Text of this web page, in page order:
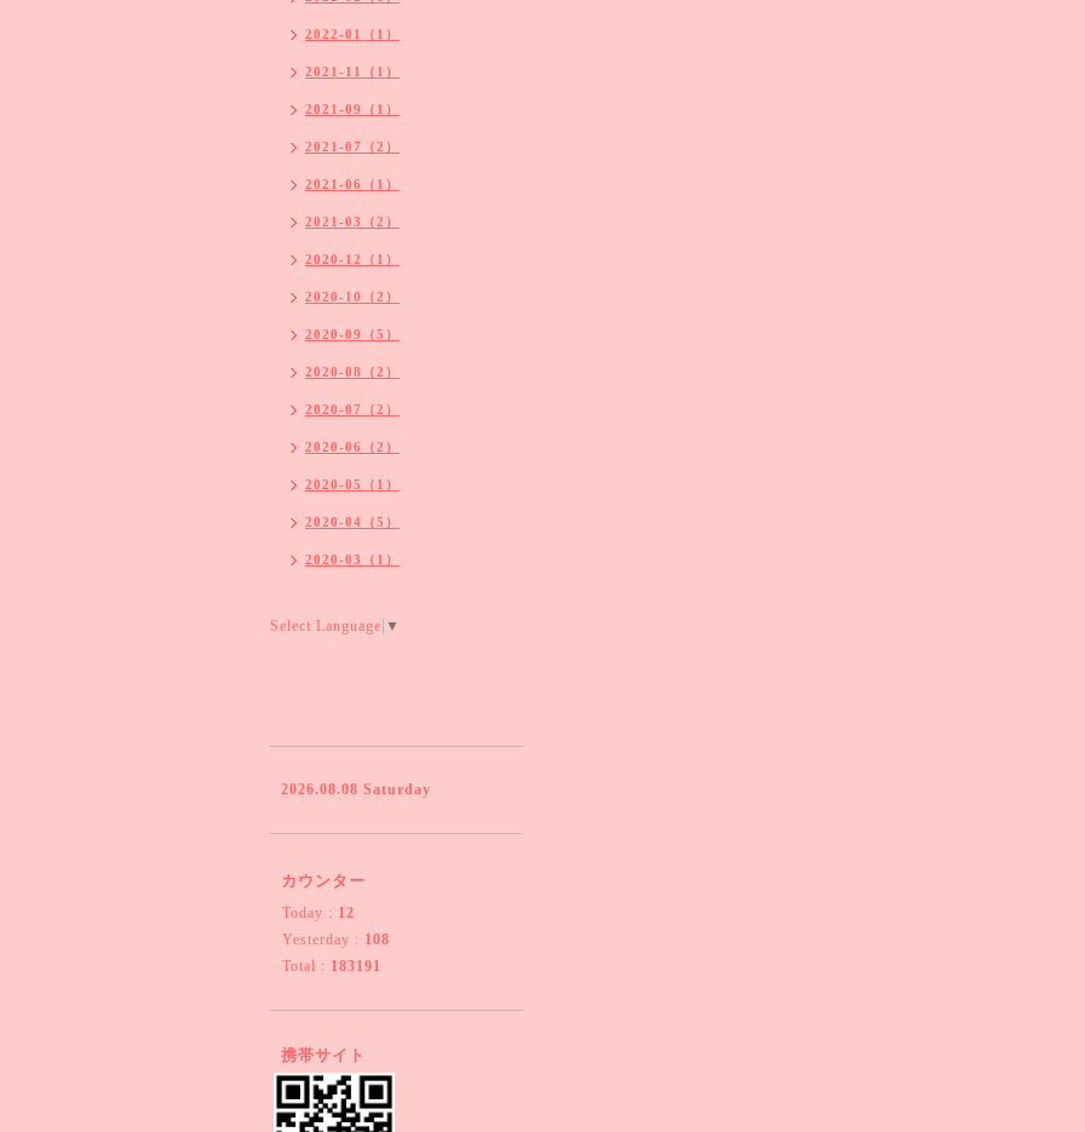
2022-01（1）
2021-11（1）
2021-09（1）
2021-07（2）
2021-06（1）
2021-03（2）
2020-12（1）
2020-10（2）
2020-09（5）
2020-08（2）
2020-07（2）
2020-06（2）
2020-05（1）
2020-04（5）
2020-03（1）
Select Language ▼
2026.08.08 Saturday
カウンター
Today : 12
Yesterday : 108
Total : 183191
携帯サイト